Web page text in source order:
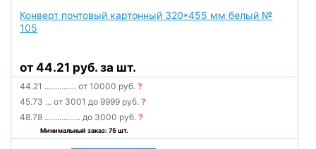
Конверт почтовый картонный 320*455 мм белый №
105
от 44.21 руб. за шт.
44.21 ............... от 10000 руб.?
45.73 ... от 3001 до 9999 руб.?
48.78 ................. до 3000 руб.?
Минимальный заказ: 75 шт.